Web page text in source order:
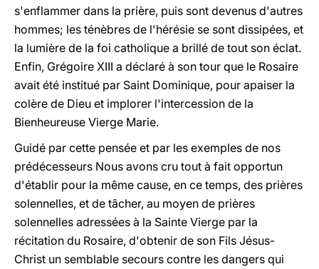
s'enflammer dans la prière, puis sont devenus d'autres
hommes; les ténèbres de l'hérésie se sont dissipées, et
la lumière de la foi catholique a brillé de tout son éclat.
Enfin, Grégoire XIII a déclaré à son tour que le Rosaire
avait été institué par Saint Dominique, pour apaiser la
colère de Dieu et implorer l'intercession de la
Bienheureuse Vierge Marie.
Guidé par cette pensée et par les exemples de nos
prédécesseurs Nous avons cru tout à fait opportun
d'établir pour la même cause, en ce temps, des prières
solennelles, et de tâcher, au moyen de prières
solennelles adressées à la Sainte Vierge par la
récitation du Rosaire, d'obtenir de son Fils Jésus-
Christ un semblable secours contre les dangers qui